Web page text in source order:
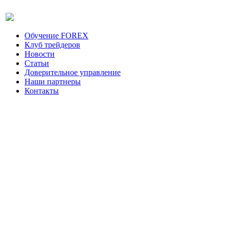
Обучение FOREX
Клуб трейдеров
Новости
Статьи
Доверительное управление
Наши партнеры
Контакты